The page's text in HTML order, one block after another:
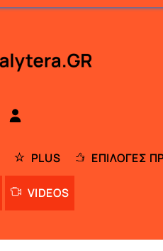
Αναζήτηση
PLUS ΕΠΙΛΟΓΈΣ
VIDEOS